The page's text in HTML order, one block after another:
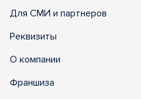
Для СМИ и партнеров
Реквизиты
О компании
Франшиза